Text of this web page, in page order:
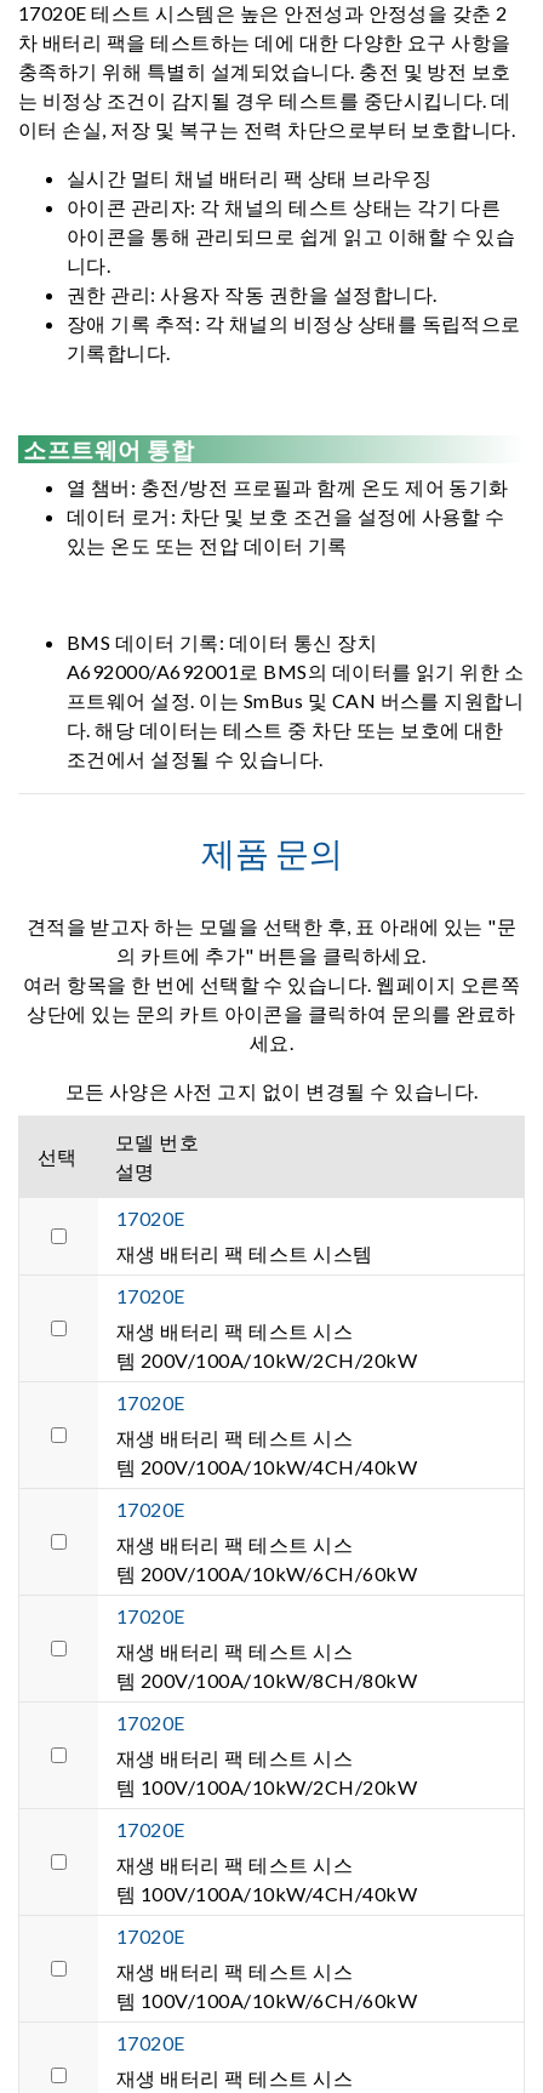
17020E 테스트 시스템은 높은 안전성과 안정성을 갖춘 2
차 배터리 팩을 테스트하는 데에 대한 다양한 요구 사항을
충족하기 위해 특별히 설계되었습니다. 충전 및 방전 보호
는 비정상 조건이 감지될 경우 테스트를 중단시킵니다. 데
이터 손실, 저장 및 복구는 전력 차단으로부터 보호합니다.
실시간 멀티 채널 배터리 팩 상태 브라우징
아이콘 관리자: 각 채널의 테스트 상태는 각기 다른
아이콘을 통해 관리되므로 쉽게 읽고 이해할 수 있습
니다.
권한 관리: 사용자 작동 권한을 설정합니다.
장애 기록 추적: 각 채널의 비정상 상태를 독립적으로
기록합니다.
소프트웨어 통합
열 챔버: 충전/방전 프로필과 함께 온도 제어 동기화
데이터 로거: 차단 및 보호 조건을 설정에 사용할 수
있는 온도 또는 전압 데이터 기록
BMS 데이터 기록: 데이터 통신 장치
A692000/A692001로 BMS의 데이터를 읽기 위한 소
프트웨어 설정. 이는 SmBus 및 CAN 버스를 지원합니
다. 해당 데이터는 테스트 중 차단 또는 보호에 대한
조건에서 설정될 수 있습니다.
제품 문의
견적을 받고자 하는 모델을 선택한 후, 표 아래에 있는 "문
의 카트에 추가" 버튼을 클릭하세요.
여러 항목을 한 번에 선택할 수 있습니다. 웹페이지 오른쪽
상단에 있는 문의 카트 아이콘을 클릭하여 문의를 완료하
세요.
모든 사양은 사전 고지 없이 변경될 수 있습니다.
선택
모델 번호
설명
17020E
재생 배터리 팩 테스트 시스템
17020E
재생 배터리 팩 테스트 시스
템 200V/100A/10kW/2CH/20kW
17020E
재생 배터리 팩 테스트 시스
템 200V/100A/10kW/4CH/40kW
17020E
재생 배터리 팩 테스트 시스
템 200V/100A/10kW/6CH/60kW
17020E
재생 배터리 팩 테스트 시스
템 200V/100A/10kW/8CH/80kW
17020E
재생 배터리 팩 테스트 시스
템 100V/100A/10kW/2CH/20kW
17020E
재생 배터리 팩 테스트 시스
템 100V/100A/10kW/4CH/40kW
17020E
재생 배터리 팩 테스트 시스
템 100V/100A/10kW/6CH/60kW
17020E
재생 배터리 팩 테스트 시스